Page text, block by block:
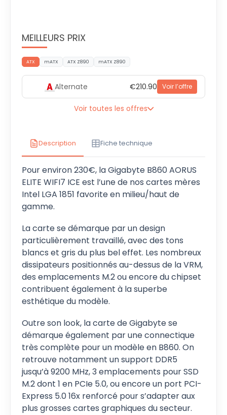
MEILLEURS PRIX
ATX mATX ATX Z890 mATX Z890
Alternate €210.90 Voir l’offre
Voir toutes les offres
Description Fiche technique
Pour environ 230€, la Gigabyte B860 AORUS
ELITE WIFI7 ICE est l’une de nos cartes mères
Intel LGA 1851 favorite en milieu/haut de
gamme.
La carte se démarque par un design
particulièrement travaillé, avec des tons
blancs et gris du plus bel effet. Les nombreux
dissipateurs positionnés au-dessus de la VRM,
des emplacements M.2 ou encore du chipset
contribuent également à la superbe
esthétique du modèle.
Outre son look, la carte de Gigabyte se
démarque également par une connectique
très complète pour un modèle en B860. On
retrouve notamment un support DDR5
jusqu’à 9200 MHz, 3 emplacements pour SSD
M.2 dont 1 en PCIe 5.0, ou encore un port PCI-
Express 5.0 16x renforcé pour s’adapter aux
plus grosses cartes graphiques du secteur.